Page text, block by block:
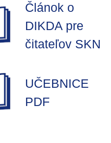
Článok o
DIKDA pre
čitateľov SKN
UČEBNICE
PDF